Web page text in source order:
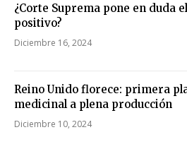
¿Corte Suprema pone en duda
positivo?
Diciembre 16, 2024
Reino Unido florece: primera
medicinal a plena producción
Diciembre 10, 2024